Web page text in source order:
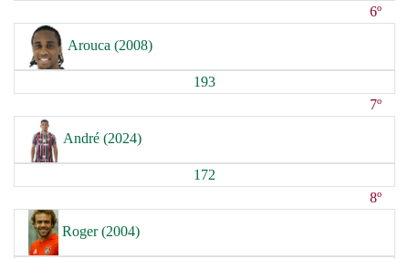
6º
Arouca (2008)
193
7º
André (2024)
172
8º
Roger (2004)